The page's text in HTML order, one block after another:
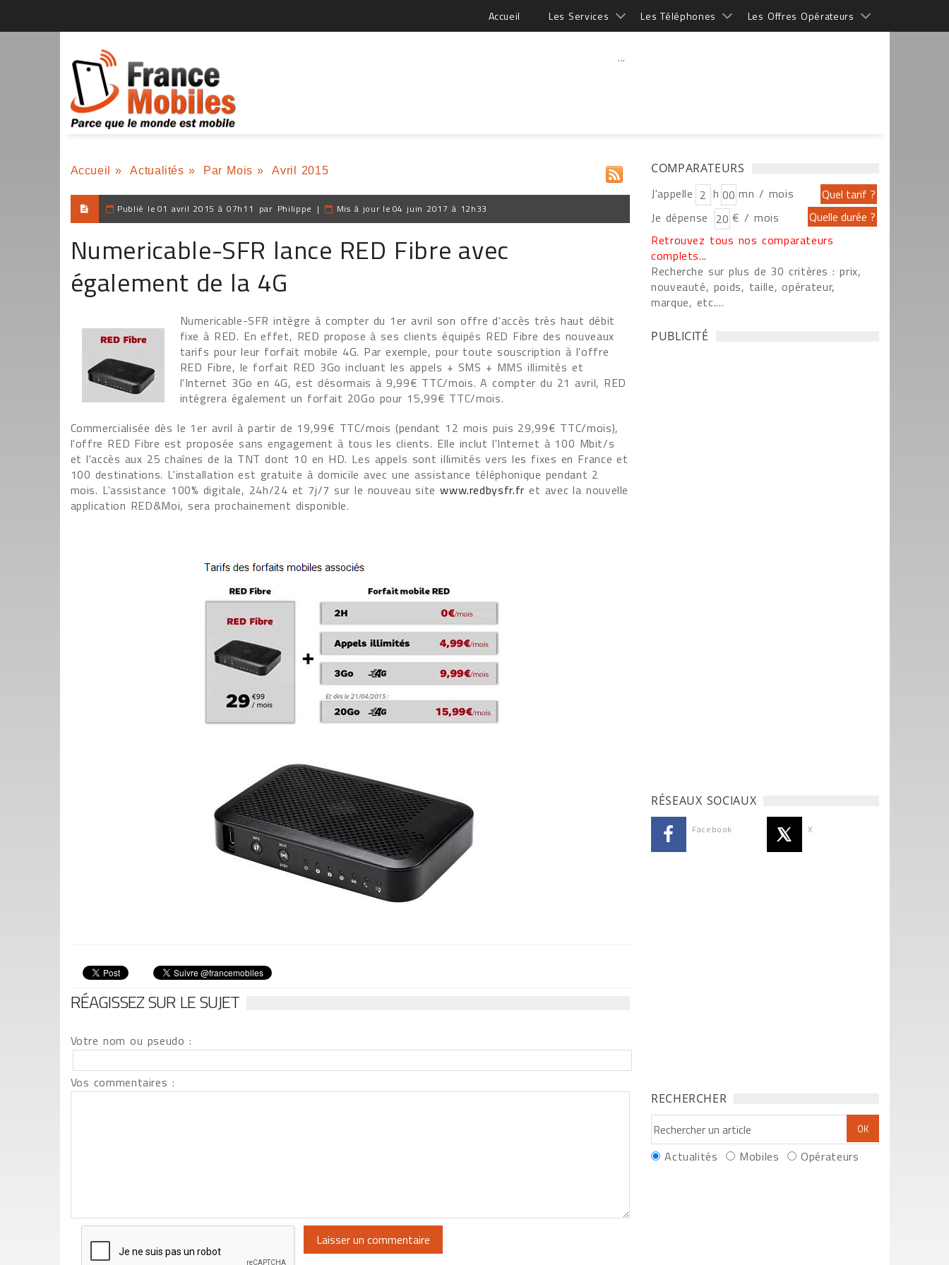
Accueil Les Services Les Téléphones Les Offres Opérateurs
...
Accueil » Actualités » Par Mois » Avril 2015
Publié le 01 avril 2015 à 07h11 par Philippe | Mis à jour le 04 juin 2017 à 12h33
Numericable-SFR lance RED Fibre avec
également de la 4G
Numericable-SFR intègre à compter du 1er avril son offre d'accès très haut débit
fixe à RED. En effet, RED propose à ses clients équipés RED Fibre des nouveaux
tarifs pour leur forfait mobile 4G. Par exemple, pour toute souscription à l'offre
RED Fibre, le forfait RED 3Go incluant les appels + SMS + MMS illimités et
l'Internet 3Go en 4G, est désormais à 9,99€ TTC/mois. A compter du 21 avril, RED
intégrera également un forfait 20Go pour 15,99€ TTC/mois.
Commercialisée dès le 1er avril à partir de 19,99€ TTC/mois (pendant 12 mois puis 29,99€ TTC/mois),
l'offre RED Fibre est proposée sans engagement à tous les clients. Elle inclut l'Internet à 100 Mbit/s
et l'accès aux 25 chaînes de la TNT dont 10 en HD. Les appels sont illimités vers les fixes en France et
100 destinations. L'installation est gratuite à domicile avec une assistance téléphonique pendant 2
mois. L'assistance 100% digitale, 24h/24 et 7j/7 sur le nouveau sitewww.redbysfr.fret avec la nouvelle
application RED&Moi, sera prochainement disponible.
RÉAGISSEZ SUR LE SUJET
Votre nom ou pseudo :
Vos commentaires :
COMPARATEURS
J'appelle h
mn / mois
Je dépense
€ / mois
Retrouvez tous nos comparateurs
complets...
Recherche sur plus de 30 critères : prix,
nouveauté, poids, taille, opérateur,
marque, etc....
PUBLICITÉ
RÉSEAUX SOCIAUX
Facebook X
RECHERCHER
Actualités Mobiles Opérateurs